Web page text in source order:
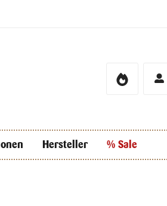
Hersteller % Sale